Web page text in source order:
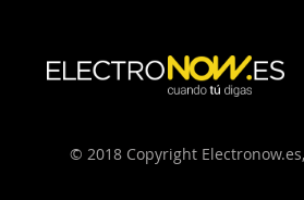
© 2018 Copyright